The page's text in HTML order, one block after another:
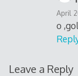
April
o
Leave a Reply